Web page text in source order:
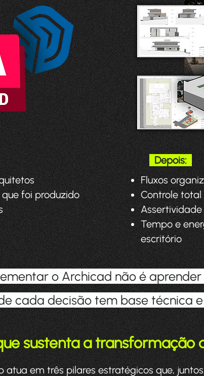
foi produzido
Depois:
Fluxos
Controle
Tempo e
escritório
o Archicad não é
cada decisão tem base técnica
sustenta a transformação
atua em três pilares estratégicos que,